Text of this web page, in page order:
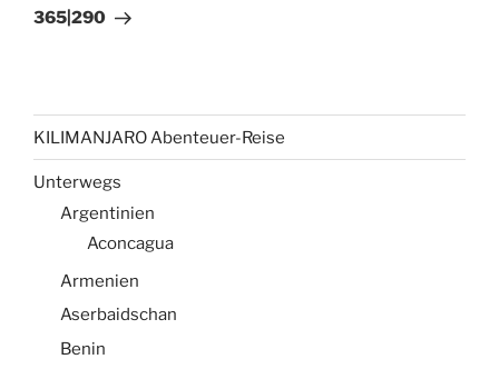
Beitrag
365|290
KILIMANJARO Abenteuer-Reise
Unterwegs
Argentinien
Aconcagua
Armenien
Aserbaidschan
Benin